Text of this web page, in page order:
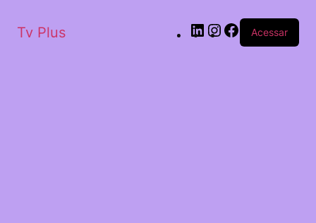
Tv Plus Acessar